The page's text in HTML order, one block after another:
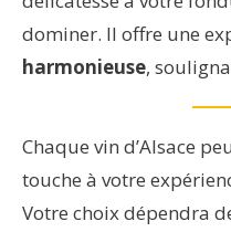
dominer. Il offre une
harmonieuse,
Chaque vin d’Alsace
touche à votre
Votre choix dépendra